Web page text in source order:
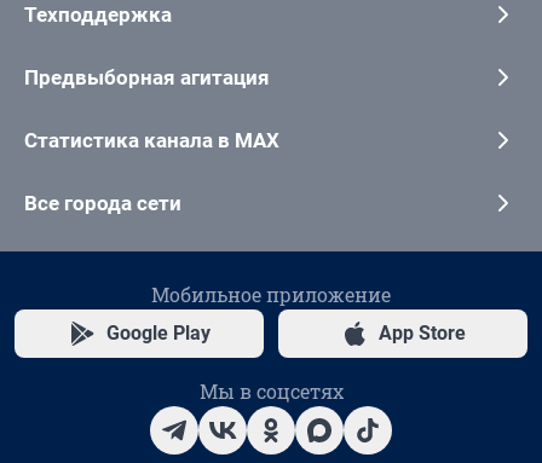
Техподдержка
Предвыборная агитация
Статистика канала в MAX
Все города сети
Мобильное приложение
Google Play App Store
Мы в соцсетях